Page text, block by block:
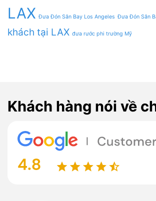
LAX Đưa Đón Sân Bay Los Angeles Đưa Đón Sân
khách tại LAX đưa rước phi trường Mỹ
Khách hàng nói về